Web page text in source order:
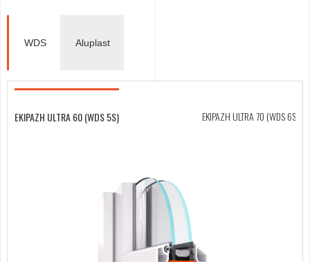
WDS Aluplast
EKIPAZH ULTRA 60 (WDS 5S) EKIPAZH ULTRA 70 (WDS 6S)
ALUPLAST 4000 ALUPLAST 7000